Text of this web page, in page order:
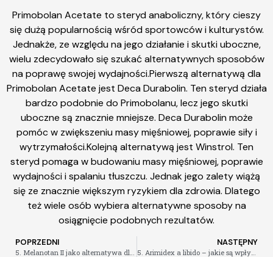
Primobolan Acetate to steryd anaboliczny, który cieszy
się dużą popularnością wśród sportowców i kulturystów.
Jednakże, ze względu na jego działanie i skutki uboczne,
wielu zdecydowało się szukać alternatywnych sposobów
na poprawę swojej wydajności.Pierwszą alternatywą dla
Primobolan Acetate jest Deca Durabolin. Ten steryd działa
bardzo podobnie do Primobolanu, lecz jego skutki
uboczne są znacznie mniejsze. Deca Durabolin może
pomóc w zwiększeniu masy mięśniowej, poprawie siły i
wytrzymałości.Kolejną alternatywą jest Winstrol. Ten
steryd pomaga w budowaniu masy mięśniowej, poprawie
wydajności i spalaniu tłuszczu. Jednak jego zalety wiążą
się ze znacznie większym ryzykiem dla zdrowia. Dlatego
też wiele osób wybiera alternatywne sposoby na
osiągnięcie podobnych rezultatów.
POPRZEDNI NASTĘPNY
5. Arimidex a libido – jakie są wpływy tego leku na seksualność